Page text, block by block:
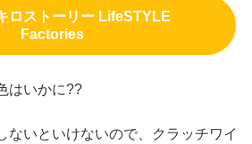
ロストーリー LifeSTYLE
Factories
はいかに??
ないといけないので、クラッチワイ